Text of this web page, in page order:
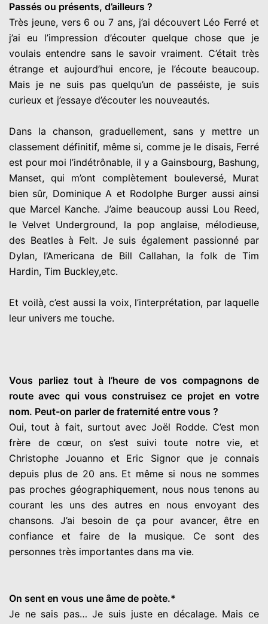
Passés ou présents, d’ailleurs ?
Très jeune, vers 6 ou 7 ans, j’ai découvert Léo Ferré et
j’ai eu l’impression d’écouter quelque chose que je
voulais entendre sans le savoir vraiment. C’était très
étrange et aujourd’hui encore, je l’écoute beaucoup.
Mais je ne suis pas quelqu’un de passéiste, je suis
curieux et j’essaye d’écouter les nouveautés.
Dans la chanson, graduellement, sans y mettre un
classement définitif, même si, comme je le disais, Ferré
est pour moi l’indétrônable, il y a Gainsbourg, Bashung,
Manset, qui m’ont complètement bouleversé, Murat
bien sûr, Dominique A et Rodolphe Burger aussi ainsi
que Marcel Kanche. J’aime beaucoup aussi Lou Reed,
le Velvet Underground, la pop anglaise, mélodieuse,
des Beatles à Felt. Je suis également passionné par
Dylan, l’Americana de Bill Callahan, la folk de Tim
Hardin, Tim Buckley,etc.
Et voilà, c’est aussi la voix, l’interprétation, par laquelle
leur univers me touche.
Vous parliez tout à l’heure de vos compagnons de
route avec qui vous construisez ce projet en votre
nom. Peut-on parler de fraternité entre vous ?
Oui, tout à fait, surtout avec Joël Rodde. C’est mon
frère de cœur, on s’est suivi toute notre vie, et
Christophe Jouanno et Eric Signor que je connais
depuis plus de 20 ans. Et même si nous ne sommes
pas proches géographiquement, nous nous tenons au
courant les uns des autres en nous envoyant des
chansons. J’ai besoin de ça pour avancer, être en
confiance et faire de la musique. Ce sont des
personnes très importantes dans ma vie.
On sent en vous une âme de poète.*
Je ne sais pas… Je suis juste en décalage. Mais ce